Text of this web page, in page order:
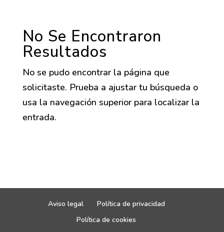
No Se Encontraron
Resultados
No se pudo encontrar la página que
solicitaste. Prueba a ajustar tu búsqueda o
usa la navegación superior para localizar la
entrada.
Aviso legal
Política de privacidad
Política de cookies